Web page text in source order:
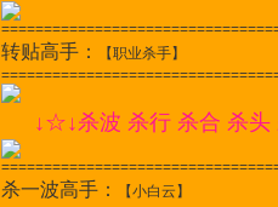
转贴高手：
【职业杀手】
↓☆↓杀波 杀行 杀合 杀
杀一波高手： 【小白云】